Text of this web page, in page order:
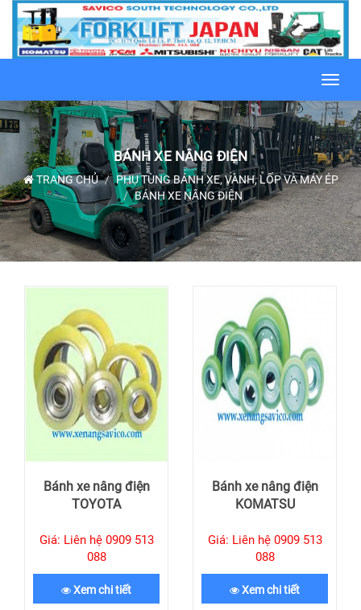
BÁNH XE NÂNG ĐIỆN
TRANG CHỦ
PHỤ TÙNG BÁNH XE, VÀNH, LỐP VÀ MÁY ÉP
BÁNH XE NÂNG ĐIỆN
Bánh xe nâng điện
TOYOTA
Giá: Liên hệ 0909 513
088
Xem chi tiết
Bánh xe nâng điện
KOMATSU
Giá: Liên hệ 0909 513
088
Xem chi tiết